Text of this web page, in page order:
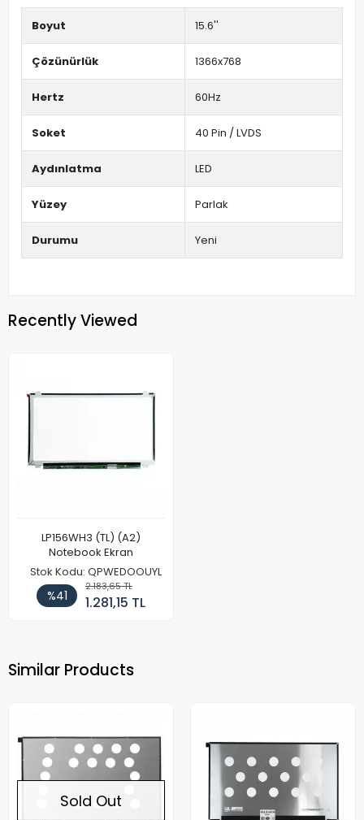
Boyut 15.6''
Çözünürlük 1366x768
Hertz 60Hz
Soket 40 Pin / LVDS
Aydınlatma LED
Yüzey Parlak
Durumu Yeni
Recently Viewed
LP156WH3 (TL) (A2)
Notebook Ekran
Stok Kodu: QPWEDOOUYL
%41
2.183,65 TL
1.281,15 TL
Similar Products
Sold Out